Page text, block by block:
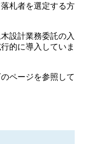
札者を選定する方
設計業務委託の入
的に導入していま
ページを参照して